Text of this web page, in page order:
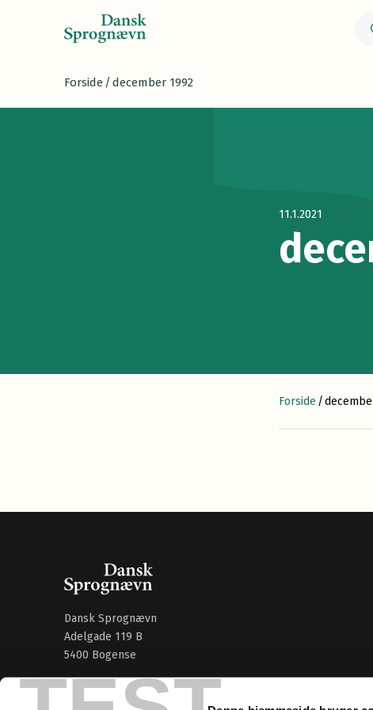
Forside / december 1992
11.1.2021
Forside /
Dansk Sprognævn
Adelgade 119 B
5400 Bogense
Sproglige spørgsmål:33 74 74 74